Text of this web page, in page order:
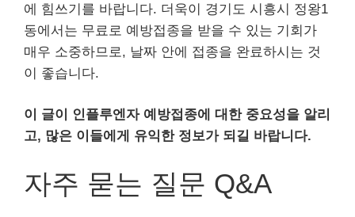
에 힘쓰기를 바랍니다. 더욱이 경기도 시흥시 정왕1
동에서는 무료로 예방접종을 받을 수 있는 기회가
매우 소중하므로, 날짜 안에 접종을 완료하시는 것
이 좋습니다.
이 글이 인플루엔자 예방접종에 대한 중요성을 알리
고, 많은 이들에게 유익한 정보가 되길 바랍니다.
자주 묻는 질문 Q&A